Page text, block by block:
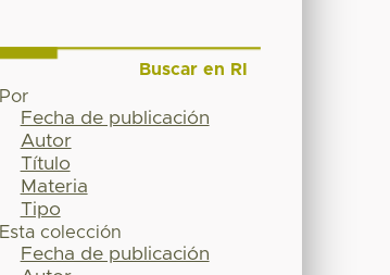
Buscar en RI
Por
Fecha de publicación
Autor
Título
Materia
Tipo
Esta colección
Fecha de publicación